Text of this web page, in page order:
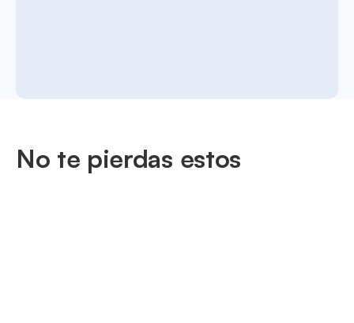
No te pierdas estos